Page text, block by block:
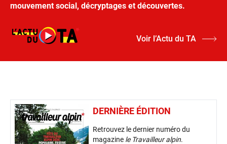
mouvement social, décryptages et découvertes.
Voir l’Actu du TA
DERNIÈRE ÉDITION
Retrouvez le dernier numéro du
magazine le Travailleur alpin.